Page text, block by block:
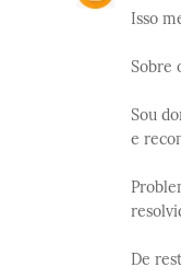
Isso
Sobre
Sou
e
De